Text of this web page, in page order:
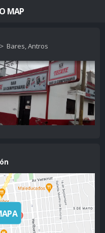
> Bares, Antros
MAP